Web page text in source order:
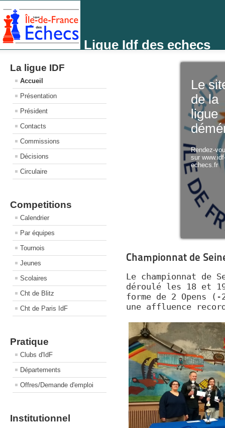
Ligue Idf des echecs
La ligue IDF
Accueil
Présentation
Président
Contacts
Commissions
Décisions
Circulaire
Competitions
Calendrier
Par équipes
Tournois
Jeunes
Scolaires
Cht de Blitz
Cht de Paris IdF
Pratique
Clubs d'IdF
Départements
Offres/Demande d'emploi
Institutionnel
Le
de la
ligue
Rendez-
sur
echecs.fr
Championnat de
Le championnat de
déroulé les 18 et
forme de 2 Opens
une affluence